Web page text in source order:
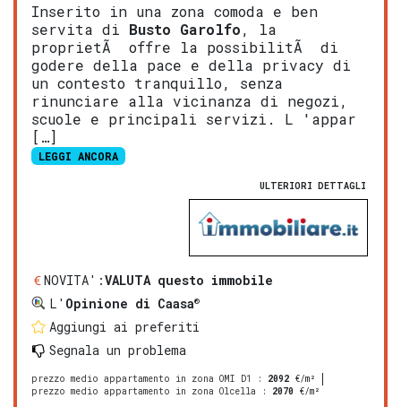
Inserito in una zona comoda e ben
servita di Busto Garolfo, la
proprietÃ offre la possibilitÃ di
godere della pace e della privacy di
un contesto tranquillo, senza
rinunciare alla vicinanza di negozi,
scuole e principali servizi. L 'appar
[…]
LEGGI ANCORA
ULTERIORI DETTAGLI
NOVITA':VALUTA questo immobile
L' Opinione di Caasa®
Aggiungi ai preferiti
Segnala un problema
prezzo medio appartamento in zona OMI D1 : 2092 €/m²
prezzo medio appartamento in zona Olcella : 2070 €/m²